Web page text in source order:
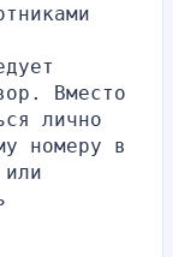
Вместо
лично
номеру в